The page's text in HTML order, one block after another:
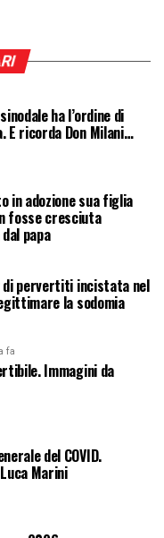
ha l’ordine di
E ricorda Don Milani…
in adozione sua figlia
fosse cresciuta
papa
di pervertiti incistata nel
la sodomia
fa
Immagini da
del COVID.
Marini